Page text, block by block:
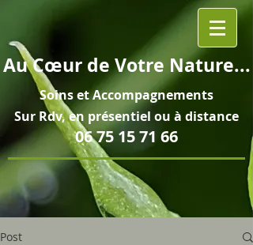
AuCœurde Votre Nature...
Soins etAccompagnements
Sur Rdv, en présentiel ou à distance
06 75 15 71 66
Post